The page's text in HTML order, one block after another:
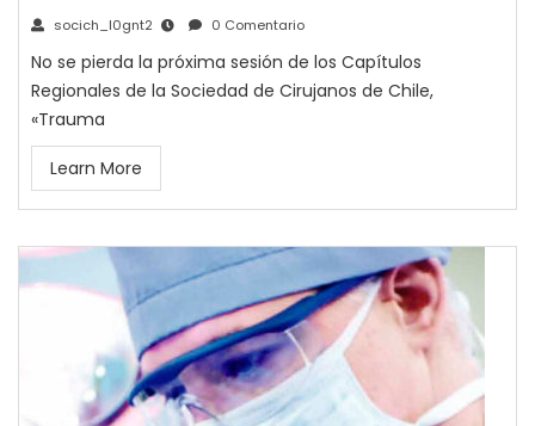
socich_l0gnt2 0 Comentario
No se pierda la próxima sesión de los Capítulos
Regionales de la Sociedad de Cirujanos de Chile,
«Trauma
Learn More